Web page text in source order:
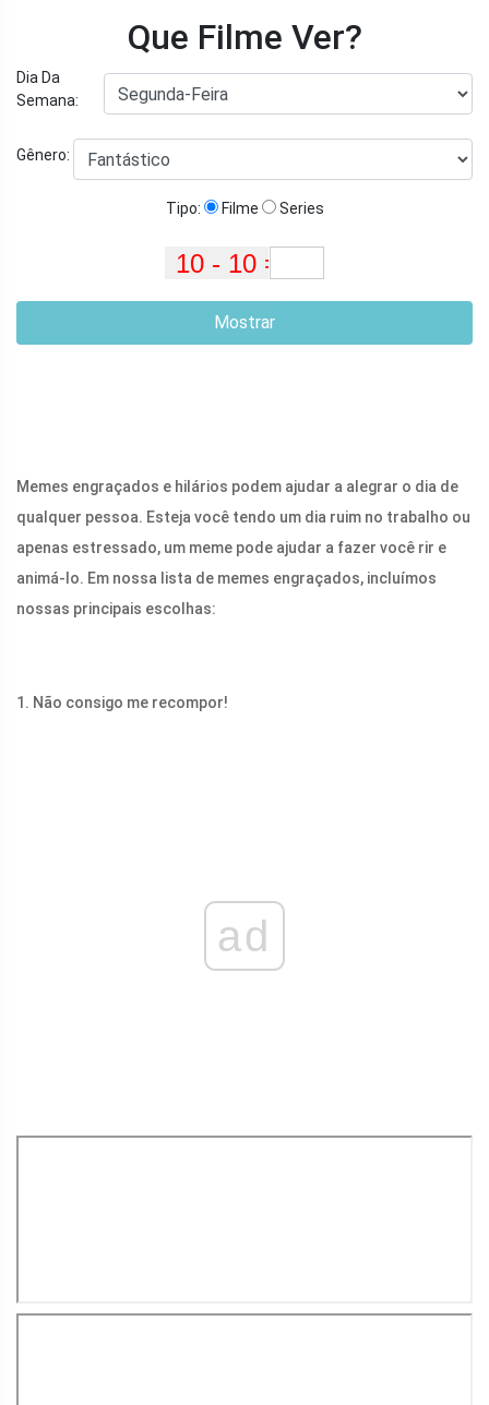
Que Filme Ver?
Dia Da
Semana:
Gênero:
Tipo: Filme Series
Mostrar
Memes engraçados e hilários podem ajudar a alegrar o dia de
qualquer pessoa. Esteja você tendo um dia ruim no trabalho ou
apenas estressado, um meme pode ajudar a fazer você rir e
animá-lo. Em nossa lista de memes engraçados, incluímos
nossas principais escolhas:
1. Não consigo me recompor!
ad